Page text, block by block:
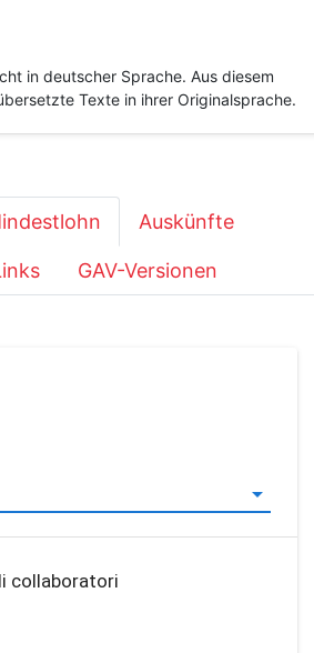
in deutscher Sprache. Aus diesem
Texte in ihrer Originalsprache.
Auskünfte
GAV-Versionen
collaboratori